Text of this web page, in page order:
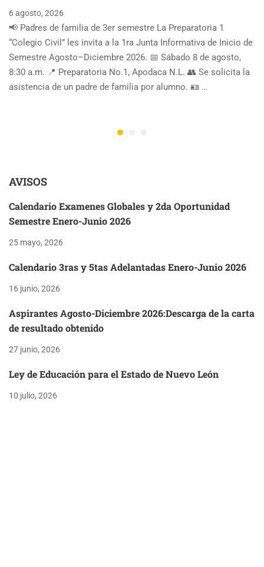
6 agosto, 2026
📢 Padres de familia de 3er semestre La Preparatoria 1
“Colegio Civil” les invita a la 1ra Junta Informativa de Inicio de
Semestre Agosto–Diciembre 2026. 📅 Sábado 8 de agosto,
8:30 a.m. 📍 Preparatoria No.1, Apodaca N.L. 👥 Se solicita la
asistencia de un padre de familia por alumno. 🪪 …
AVISOS
Calendario Examenes Globales y 2da Oportunidad
Semestre Enero-Junio 2026
25 mayo, 2026
Calendario 3ras y 5tas Adelantadas Enero-Junio 2026
16 junio, 2026
Aspirantes Agosto-Diciembre 2026:Descarga de la carta
de resultado obtenido
27 junio, 2026
Ley de Educación para el Estado de Nuevo León
10 julio, 2026